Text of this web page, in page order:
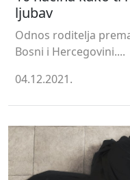
ljubav
Odnos roditelja
Bosni i Hercegovini....
04.12.2021.